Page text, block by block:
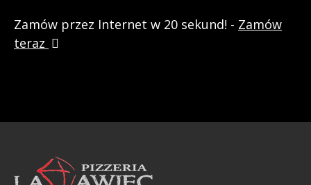
Zamów przez Internet w 20 sekund! - Zamów
teraz